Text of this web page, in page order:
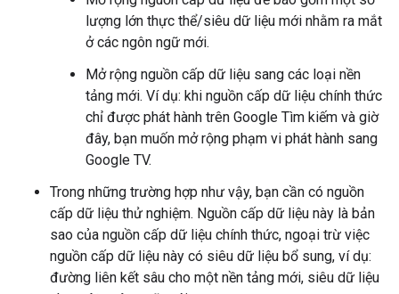
lượng lớn thực thể/siêu dữ liệu mới nhằm ra mắt
ở các ngôn ngữ mới.
Mở rộng nguồn cấp dữ liệu sang các loại nền
tảng mới. Ví dụ: khi nguồn cấp dữ liệu chính thức
chỉ được phát hành trên Google Tìm kiếm và giờ
đây, bạn muốn mở rộng phạm vi phát hành sang
Google TV.
Trong những trường hợp như vậy, bạn cần có nguồn
cấp dữ liệu thử nghiệm. Nguồn cấp dữ liệu này là bản
sao của nguồn cấp dữ liệu chính thức, ngoại trừ việc
nguồn cấp dữ liệu này có siêu dữ liệu bổ sung, ví dụ:
đường liên kết sâu cho một nền tảng mới, siêu dữ liệu